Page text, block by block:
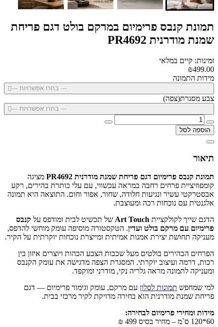
תמונת קנבס פרימיום במרקם בולט דגם פריחת
שמנת מודרנית PR4692
זמינות: קיים במלאי
₪499.00
מידות התמונה
--- בחרו אפשרויות ---
צבע מסגרת(צפה)
--- בחרו אפשרויות ---
הוספה לסל
תיאור
תמונת קנבס פרימיום דגם פריחת שמנת מודרנית PR4692
מציגה
קומפוזיציית פרחים רחבה במראה עכשווי, עם עלי כותרת בהירים, רקע
אבסטרקטי עשיר ונגיעות חלודה, שחור, אפור וחום. התוצאה היא תמונה
אלגנטית עם נוכחות רכה ומעוצבת.
הדגם שייך לקולקציית Art Touch של תכשיט לבית ומודפס על קנבס
פרימיום עם מרקם בולט ועדין. הטקסטורה מוסיפה עומק מוחשי להדפס,
מעניקה תחושת יצירת אמנות אמיתית ומייצרת נוכחות יוקרתית על הקיר.
הפרחים הבהירים בולטים מעל שכבות הצבע הכהות ויוצרים איזון בין
רכות, דרמה ועיצוב יוקרתי. המסגרת הצפה מדגישה את עומק הקנבס
ומעניקה לתמונה מראה גלריה נקי, מודרני ומוקפד.
למי שמחפש תמונות לסלון עם מרקם, עומק וגימור פרימיום — דגם
פריחת שמנת מודרנית הוא בחירה מדויקת לקיר מרכזי בבית.
מידות ומחירי פרימיום לבחירה:
60*120 ס`מ – מחיר בסיס 499 ₪